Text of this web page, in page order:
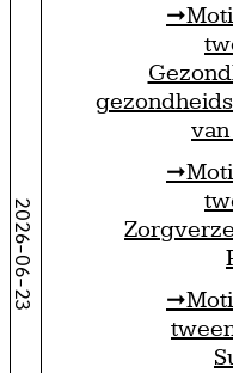
2026-06-23